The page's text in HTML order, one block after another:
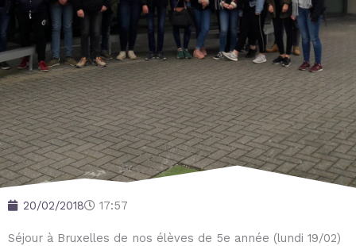
20/02/2018 17:57
Séjour à Bruxelles de nos élèves de 5e année (lundi 19/02)